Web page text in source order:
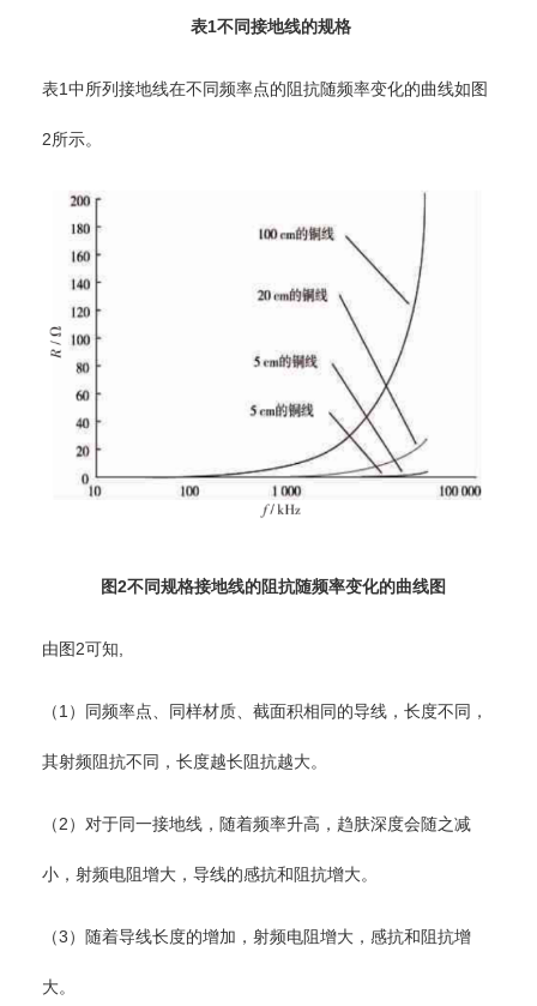
表1不同接地线的规格
表1中所列接地线在不同频率点的阻抗随频率变化的曲线如图
2所示。
图2不同规格接地线的阻抗随频率变化的曲线图
由图2可知,
（1）同频率点、同样材质、截面积相同的导线，长度不同，
其射频阻抗不同，长度越长阻抗越大。
（2）对于同一接地线，随着频率升高，趋肤深度会随之减
小，射频电阻增大，导线的感抗和阻抗增大。
（3）随着导线长度的增加，射频电阻增大，感抗和阻抗增
大。